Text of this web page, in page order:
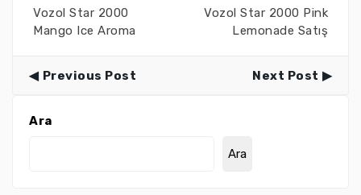
Vozol Star 2000
Mango Ice Aroma
Vozol Star 2000 Pink
Lemonade Satış
Previous Post Next Post
Ara
Ara